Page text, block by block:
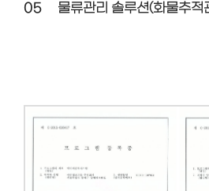
05
물류관리 솔루션(화물추